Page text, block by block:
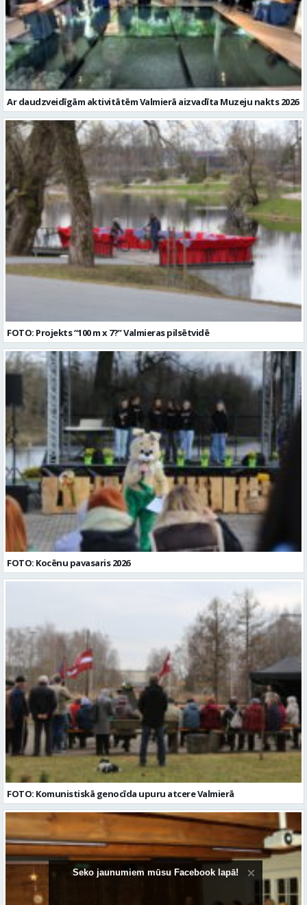
Ar daudzveidīgām aktivitātēm Valmierā aizvadīta Muzeju nakts 2026
FOTO: Projekts “100 m x 7?” Valmieras pilsētvidē
FOTO: Kocēnu pavasaris 2026
FOTO: Komunistiskā genocīda upuru atcere Valmierā
Seko jaunumiem mūsu Facebook lapā!